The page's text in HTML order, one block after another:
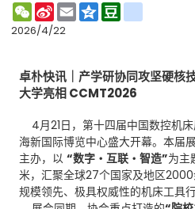
WeChat
Sina
Weibo
EmailQzone
2026/4/22
卓朴快讯｜产学研协同攻坚硬核
大学亮相 CCMT2026
4月21日，第十四届中国数控机
海新国际博览中心盛大开幕。本届
主办，以“数字・互联・智造”为主
米，汇聚全球27个国家及地区
规模领先、极具权威性的机床工具行